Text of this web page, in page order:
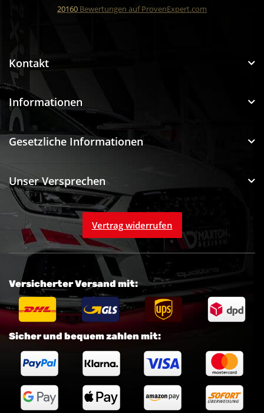
20160 Bewertungen auf ProvenExpert.com
Kontakt
Informationen
Gesetzliche Informationen
Unser Versprechen
Vertrag widerrufen
Sicher und bequem zahlen mit:
Versicherter Versand mit: